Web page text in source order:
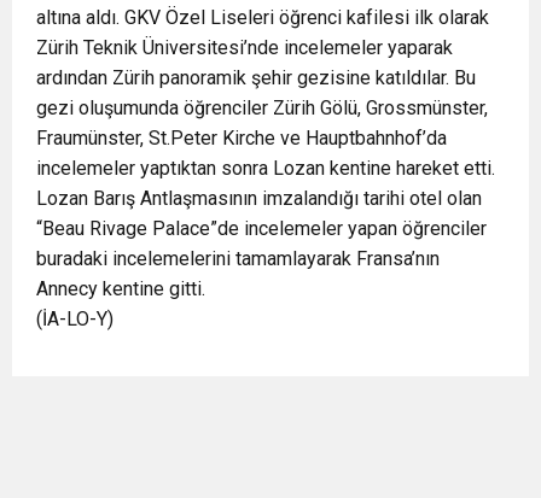
altına aldı. GKV Özel Liseleri öğrenci kafilesi ilk olarak
Zürih Teknik Üniversitesi’nde incelemeler yaparak
ardından Zürih panoramik şehir gezisine katıldılar. Bu
gezi oluşumunda öğrenciler Zürih Gölü, Grossmünster,
Fraumünster, St.Peter Kirche ve Hauptbahnhof’da
incelemeler yaptıktan sonra Lozan kentine hareket etti.
Lozan Barış Antlaşmasının imzalandığı tarihi otel olan
“Beau Rivage Palace”de incelemeler yapan öğrenciler
buradaki incelemelerini tamamlayarak Fransa’nın
Annecy kentine gitti.
(İA-LO-Y)